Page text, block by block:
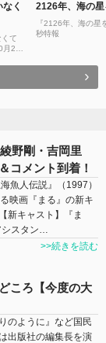
く
くて
2日
2126年、海の
『2126年、海の星
秒特報
野剛・吉岡里
コメント到着！
魚人伝説』（1997）
映画『まる』の新キ
新キャスト】『ま
シスタン…
>>続きを読む
ころ【今度の大
のように』など国民
出版社の編集長を演